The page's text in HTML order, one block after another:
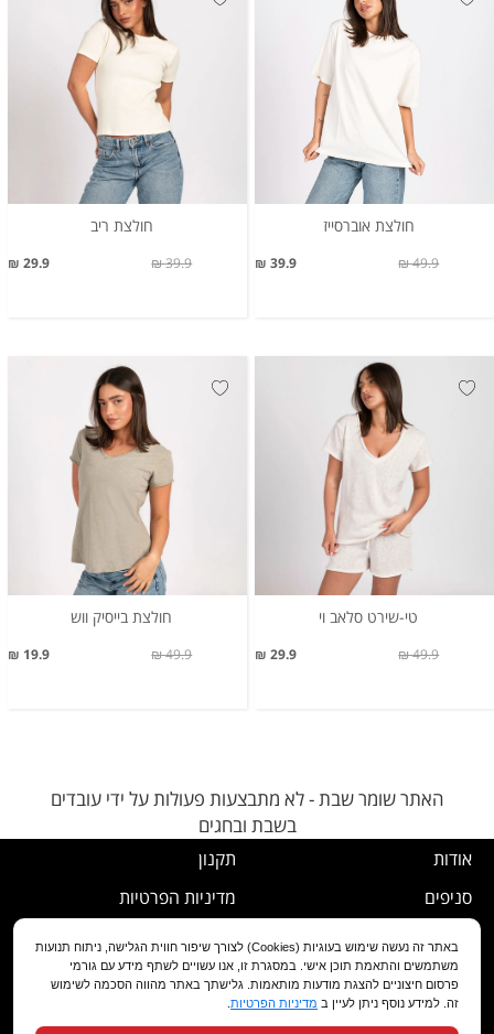
חולצת אוברסייז
39.9 ₪ 49.9 ₪
חולצת ריב
29.9 ₪ 39.9 ₪
טי-שירט סלאב וי
29.9 ₪ 49.9 ₪
חולצת בייסיק ווש
19.9 ₪ 49.9 ₪
האתר שומר שבת - לא מתבצעות פעולות על ידי עובדים
בשבת ובחגים
אודות
סניפים
שירות לקוחות
מועדון לקוחות
תקנון
מדיניות הפרטיות
נוהל ביטול עסקה
מדיניות החלפה/החזרה/ביטול
הצהרת נגישות
באתר זה נעשה שימוש בעוגיות (Cookies) לצורך שיפור חווית הגלישה, ניתוח תנועות
משתמשים והתאמת תוכן אישי. במסגרת זו, אנו עשויים לשתף מידע עם גורמי
פרסום חיצוניים להצגת מודעות מותאמות. גלישתך באתר מהווה הסכמה לשימוש
זה. למידע נוסף ניתן לעיין ב מדיניות הפרטיות